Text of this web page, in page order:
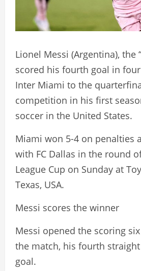
Lionel Messi (Argentina), the “
scored his fourth goal in
Inter Miami to the
competition in his first
soccer in the United States.
Miami won 5-4 on penalties
with FC Dallas in the round
League Cup on Sunday at
Texas, USA.
Messi scores the winner
Messi opened the scoring
the match, his fourth
goal.